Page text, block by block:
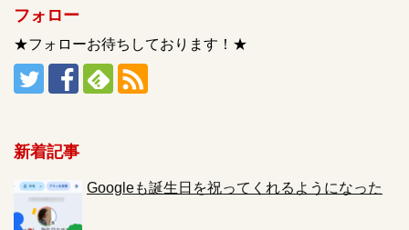
フォロー
★フォローお待ちしております！★
新着記事
Googleも誕生日を祝ってくれるようになった